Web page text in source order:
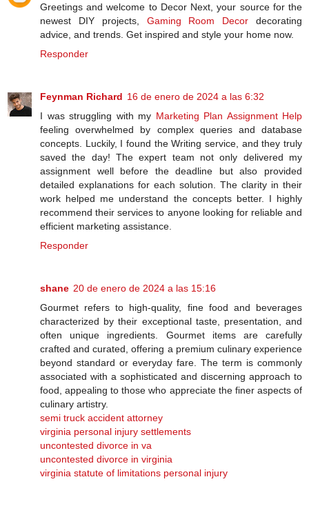
Greetings and welcome to Decor Next, your source for the
newest DIY projects, Gaming Room Decor decorating
advice, and trends. Get inspired and style your home now.
Responder
Feynman Richard 16 de enero de 2024 a las 6:32
I was struggling with my Marketing Plan Assignment Help
feeling overwhelmed by complex queries and database
concepts. Luckily, I found the Writing service, and they truly
saved the day! The expert team not only delivered my
assignment well before the deadline but also provided
detailed explanations for each solution. The clarity in their
work helped me understand the concepts better. I highly
recommend their services to anyone looking for reliable and
efficient marketing assistance.
Responder
shane 20 de enero de 2024 a las 15:16
Gourmet refers to high-quality, fine food and beverages
characterized by their exceptional taste, presentation, and
often unique ingredients. Gourmet items are carefully
crafted and curated, offering a premium culinary experience
beyond standard or everyday fare. The term is commonly
associated with a sophisticated and discerning approach to
food, appealing to those who appreciate the finer aspects of
culinary artistry.
semi truck accident attorney
virginia personal injury settlements
uncontested divorce in va
uncontested divorce in virginia
virginia statute of limitations personal injury